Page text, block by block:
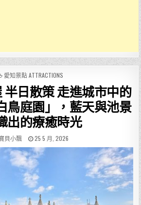
POSTED
愛知景點 ATTRACTIONS
半日散策 走進城市中的
鳥庭園」，藍天與池景
出的療癒時光
貝小飄
PUBLISHED
DATE:
25 5 月, 2026